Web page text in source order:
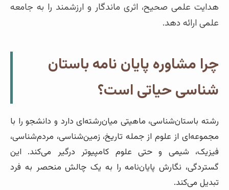
هدایت علمی صحیح، اثری ماندگار و ارزشمند را به جامعه
علمی ارائه دهد.
چرا مشاوره پایان نامه باستان
شناسی حیاتی است؟
رشته باستان‌شناسی، ماهیتی میان‌رشته‌ای دارد و دانشجو را با
مجموعه‌ای از علوم از جمله تاریخ، زمین‌شناسی، مردم‌شناسی،
فیزیک، شیمی و حتی علوم کامپیوتر درگیر می‌کند. این
گستردگی، نگارش پایان‌نامه را به یک چالش منحصر به فرد
تبدیل می‌کند.